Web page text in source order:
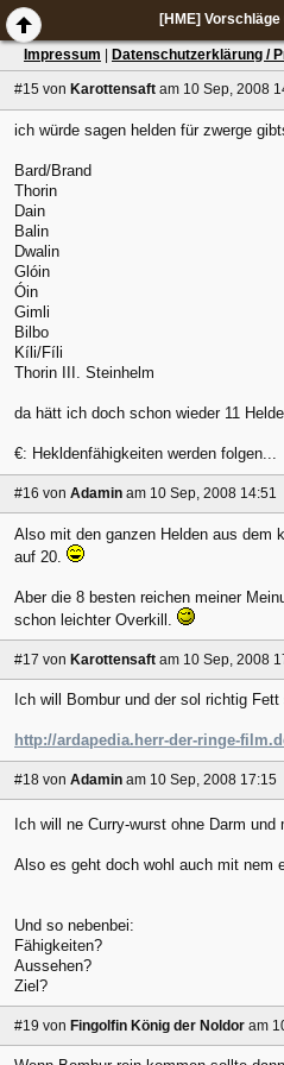
Impressum Datenschutzerklärung /
#15 von Karottensaft am 10 Sep, 2008
ich würde sagen helden für zwerge
Bard/Brand
Thorin
Dain
Balin
Dwalin
Glóin
Óin
Gimli
Bilbo
Kíli/Fíli
Thorin III. Steinhelm
da hätt ich doch schon wieder 11
€: Hekldenfähigkeiten werden folgen...
#16 von Adamin am 10 Sep, 2008 14:51
Also mit den ganzen Helden aus dem
auf 20.
Aber die 8 besten reichen meiner
schon leichter Overkill.
#17 von Karottensaft am 10 Sep, 2008
Ich will Bombur und der sol richtig Fett
http://ardapedia.herr-der-ringe-
#18 von Adamin am 10 Sep, 2008 17:15
Ich will ne Curry-wurst ohne Darm
Also es geht doch wohl auch mit nem
Und so nebenbei:
Fähigkeiten?
Aussehen?
Ziel?
#19 von Fingolfin König der Noldor am